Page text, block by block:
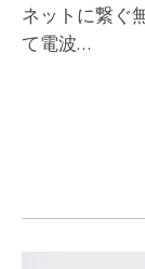
ネットに繋ぐ
て電波…